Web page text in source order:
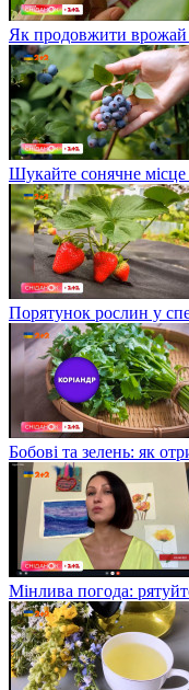
Як продовжити врожай
Шукайте сонячне
Порятунок рослин у
Бобові та зелень: як
Мінлива погода: